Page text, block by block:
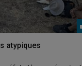
atypiques